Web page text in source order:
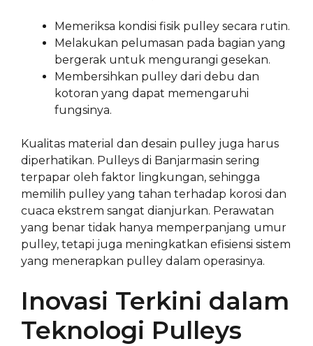
Memeriksa kondisi fisik pulley secara rutin.
Melakukan pelumasan pada bagian yang
bergerak untuk mengurangi gesekan.
Membersihkan pulley dari debu dan
kotoran yang dapat memengaruhi
fungsinya.
Kualitas material dan desain pulley juga harus
diperhatikan. Pulleys di Banjarmasin sering
terpapar oleh faktor lingkungan, sehingga
memilih pulley yang tahan terhadap korosi dan
cuaca ekstrem sangat dianjurkan. Perawatan
yang benar tidak hanya memperpanjang umur
pulley, tetapi juga meningkatkan efisiensi sistem
yang menerapkan pulley dalam operasinya.
Inovasi Terkini dalam
Teknologi Pulleys